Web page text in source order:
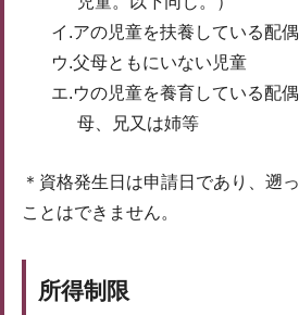
イ.アの児童を扶養している配
ウ.父母ともにいない児童
エ.ウの児童を養育している配
母、兄又は姉等
＊資格発生日は申請日であり、遡
ことはできません。
所得制限